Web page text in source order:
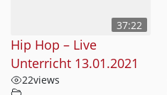
37:22
Hip Hop – Live
Unterricht 13.01.2021
22views